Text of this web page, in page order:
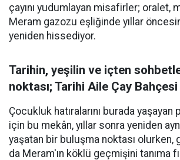
çayını yudumlayan misafirler; oralet,
Meram gazozu eşliğinde yıllar
yeniden hissediyor.
Tarihin, yeşilin ve içten
noktası; Tarihi Aile Çay Bahçesi
Çocukluk hatıralarını burada yaşayan
için bu mekân, yıllar sonra yeniden
yaşatan bir buluşma noktası olurken,
da Meram'ın köklü geçmişini tanıma